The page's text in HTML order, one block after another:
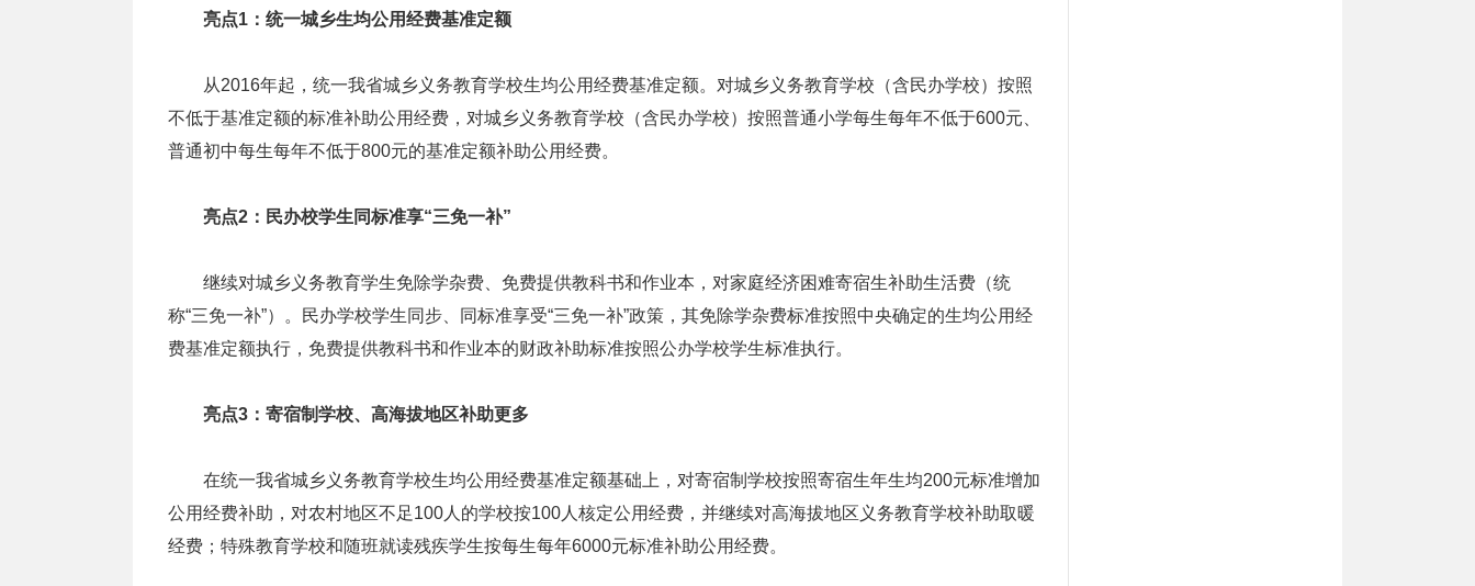
亮点1：统一城乡生均公用经费基准定额
从2016年起，统一我省城乡义务教育学校生均公用经费基准定额。对城乡义务教育学校（含民办学校）按照
不低于基准定额的标准补助公用经费，对城乡义务教育学校（含民办学校）按照普通小学每生每年不低于600元、
普通初中每生每年不低于800元的基准定额补助公用经费。
亮点2：民办校学生同标准享“三免一补”
继续对城乡义务教育学生免除学杂费、免费提供教科书和作业本，对家庭经济困难寄宿生补助生活费（统
称“三免一补”）。民办学校学生同步、同标准享受“三免一补”政策，其免除学杂费标准按照中央确定的生均公用经
费基准定额执行，免费提供教科书和作业本的财政补助标准按照公办学校学生标准执行。
亮点3：寄宿制学校、高海拔地区补助更多
在统一我省城乡义务教育学校生均公用经费基准定额基础上，对寄宿制学校按照寄宿生年生均200元标准增加
公用经费补助，对农村地区不足100人的学校按100人核定公用经费，并继续对高海拔地区义务教育学校补助取暖
经费；特殊教育学校和随班就读残疾学生按每生每年6000元标准补助公用经费。